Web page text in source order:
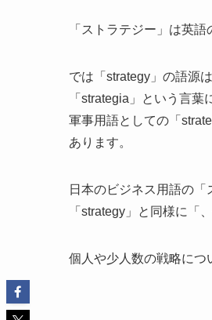
「ストラテジー」は英
では「strategy」の語源
「strategia」という言葉
軍事用語としての「
あります。
日本のビジネス用語の
「strategy」と同様に「
個人や少人数の戦略につ